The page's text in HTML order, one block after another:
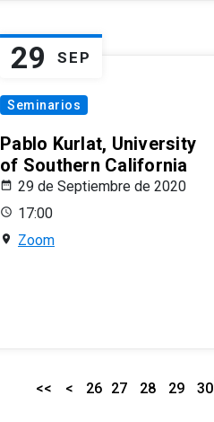
29 SEP
Seminarios
Pablo Kurlat, University
of Southern California
29 de Septiembre de 2020
17:00
Zoom
<< < 26 27 28 29 30